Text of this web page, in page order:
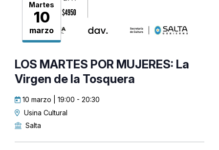
Martes
10
marzo
LOS MARTES POR MUJERES: La
Virgen de la Tosquera
10 marzo | 19:00 - 20:30
Usina Cultural
Salta